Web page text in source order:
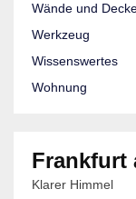
Wände und
Werkzeug
Wissenswertes
Wohnung
Frankfurt
Klarer Himmel